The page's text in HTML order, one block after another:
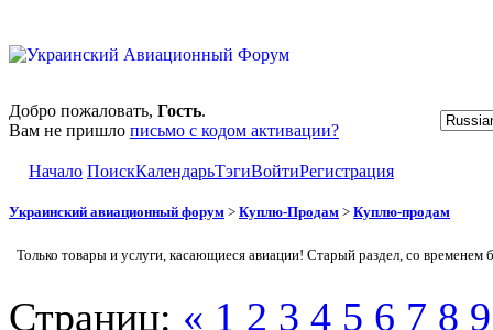
Добро пожаловать, Гость.
Вам не пришло письмо с кодом активации?
Начало ПоискКалендарьТэгиВойтиРегистрация
Украинский авиационный форум > Куплю-Продам > Куплю-продам
Только товары и услуги, касающиеся авиации! Старый раздел, со временем
Страниц: « 1 2 3 4 5 6 7 8 9